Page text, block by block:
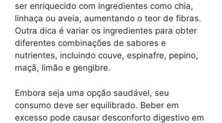
ser enriquecido com ingredientes como chia,
linhaça ou aveia, aumentando o teor de fibras.
Outra dica é variar os ingredientes para obter
diferentes combinações de sabores e
nutrientes, incluindo couve, espinafre, pepino,
maçã, limão e gengibre.
Embora seja uma opção saudável, seu
consumo deve ser equilibrado. Beber em
excesso pode causar desconforto digestivo em